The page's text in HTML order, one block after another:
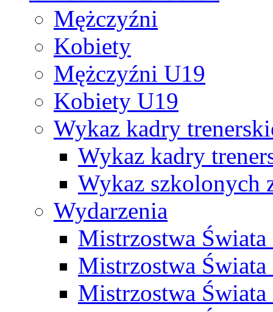
Mężczyźni
Kobiety
Mężczyźni U19
Kobiety U19
Wykaz kadry
Wykaz kadry
Wykaz szkolonych
Wydarzenia
Mistrzostwa
Mistrzostwa
Mistrzostwa